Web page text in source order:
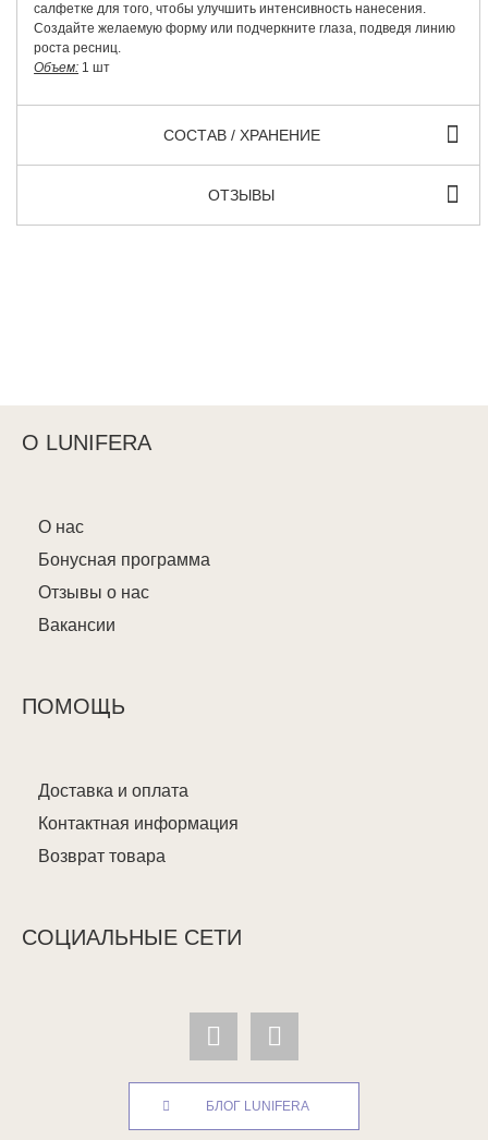
салфетке для того, чтобы улучшить интенсивность нанесения.
Создайте желаемую форму или подчеркните глаза, подведя линию
роста ресниц.
Объем: 1 шт
СОСТАВ / ХРАНЕНИЕ
ОТЗЫВЫ
О LUNIFERA
О нас
Бонусная программа
Отзывы о нас
Вакансии
ПОМОЩЬ
Доставка и оплата
Контактная информация
Возврат товара
СОЦИАЛЬНЫЕ СЕТИ
БЛОГ LUNIFERA